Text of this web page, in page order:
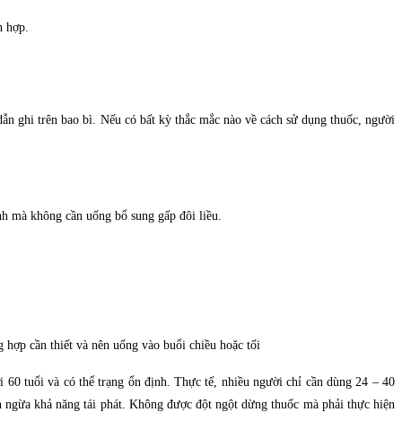
hợp.
ghi trên bao bì. Nếu có bất kỳ thắc mắc nào về cách sử dụng thuốc, người
không cần uống bổ sung gấp đôi liều.
cần thiết và nên uống vào buổi chiều hoặc tối
tuổi và có thể trạng ổn định. Thực tế, nhiều người chỉ cần dùng 24 – 40
khả năng tái phát. Không được đột ngột dừng thuốc mà phải thực hiện